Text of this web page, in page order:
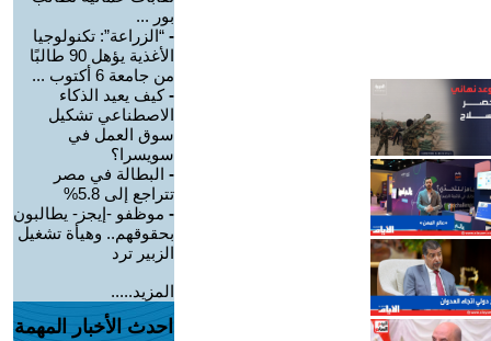
بور ...
- “الزراعة”: تكنولوجيا
الأغذية يؤهل 90 طالبًا
من جامعة 6 أكتوب ...
-كيف يعيد الذكاء
الاصطناعي تشكيل
سوق العمل في
سويسرا؟
- البطالة في مصر
تتراجع إلى 5.8%
- موظفو -إيجز- يطالبون
بحقوقهم.. وهيأة تشغيل
الزبير ترد
المزيد.....
احدث الأخبار المهمة